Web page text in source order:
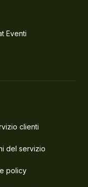
Eventi
clienti
del servizio
policy